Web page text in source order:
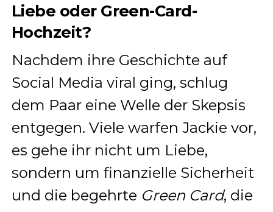
Liebe oder Green-Card-
Hochzeit?
Nachdem ihre Geschichte auf
Social Media viral ging, schlug
dem Paar eine Welle der Skepsis
entgegen. Viele warfen Jackie vor,
es gehe ihr nicht um Liebe,
sondern um finanzielle Sicherheit
und die begehrte Green Card, die